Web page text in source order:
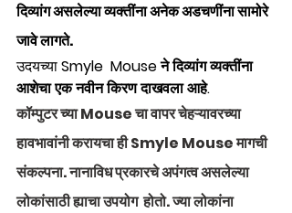
दिव्यांग असलेल्या व्यक्तींना अनेक अडचणींना सामोरे
जावे लागते.
उदयच्या Smyle  Mouse ने दिव्यांग व्यक्तींना
आशेचा एक नवीन किरण दाखवला आहे.
कॉम्पुटर च्या Mouse चा वापर चेहऱ्यावरच्या
हावभावांनी करायचा ही Smyle Mouse मागची
संकल्पना. नानाविध प्रकारचे अपंगत्व असलेल्या
लोकांसाठी ह्याचा उपयोग  होतो. ज्या लोकांना